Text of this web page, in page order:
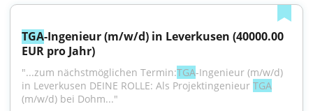
TGA-Ingenieur (m/w/d) in Leverkusen (40000.00
EUR pro Jahr)
"...zum nächstmöglichen Termin:TGA-Ingenieur (m/w/d)
in Leverkusen DEINE ROLLE: Als Projektingenieur TGA
(m/w/d) bei Dohm..."